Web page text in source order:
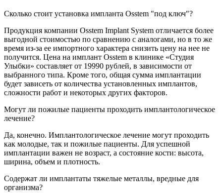
Сколько стоит установка импланта Osstem "под ключ"?
Продукция компании Osstem Implant System отличается более
выгодной стоимостью по сравнению с аналогами, но в то же
время из-за ее импортного характера снизить цену на нее не
получится. Цена на имплант Osstem в клинике «Студия
Улыбки» составляет от 19990 рублей, в зависимости от
выбранного типа. Кроме того, общая сумма имплантации
будет зависеть от количества установленных имплантов,
сложности работ и некоторых других факторов.
Могут ли пожилые пациенты проходить имплантологическое
лечение?
Да, конечно. Имплантологическое лечение могут проходить
как молодые, так и пожилые пациенты. Для успешной
имплантации важен не возраст, а состояние кости: высота,
ширина, объем и плотность.
Содержат ли имплантаты тяжелые металлы, вредные для
организма?